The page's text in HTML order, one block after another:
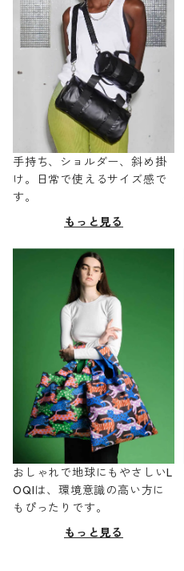
手持ち、ショルダー、斜め掛
け。日常で使えるサイズ感で
す。
もっと見る
おしゃれで地球にもやさしいL
OQIは、環境意識の高い方に
もぴったりです。
もっと見る